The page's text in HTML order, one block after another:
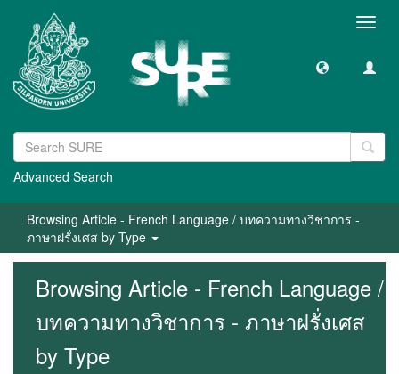
Advanced Search
Browsing Article - French Language / บทความทางวิชาการ -
ภาษาฝรั่งเศส by Type
Browsing Article - French Language /
บทความทางวิชาการ - ภาษาฝรั่งเศส
by Type